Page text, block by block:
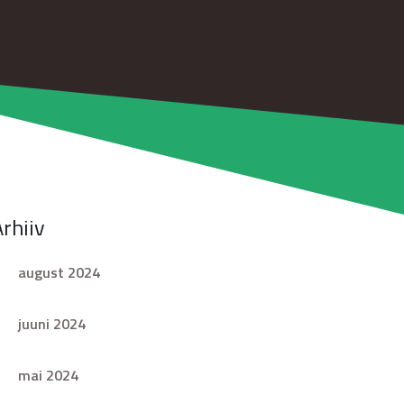
august 2024
juuni 2024
mai 2024